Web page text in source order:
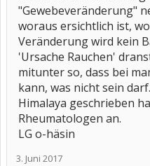
"Gewebeveränderung"
woraus ersichtlich ist,
Veränderung wird kein
'Ursache Rauchen'
mitunter so, dass bei
kann, was nicht sein
Himalaya geschrieben
Rheumatologen an.
LG o-häsin
3. Juni 2017